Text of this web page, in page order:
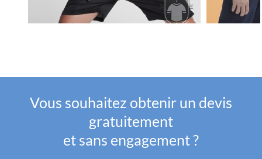
Vous souhaitez obtenir un devis
gratuitement
et sans engagement ?